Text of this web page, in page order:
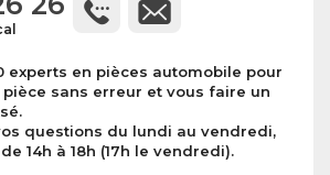
experts en pièces automobile pour
sans erreur et vous faire un
questions du lundi au vendredi,
14h à 18h (17h le vendredi).